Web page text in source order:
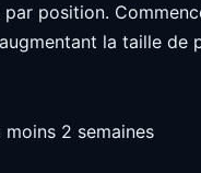
position.
la taille de
2 semaines